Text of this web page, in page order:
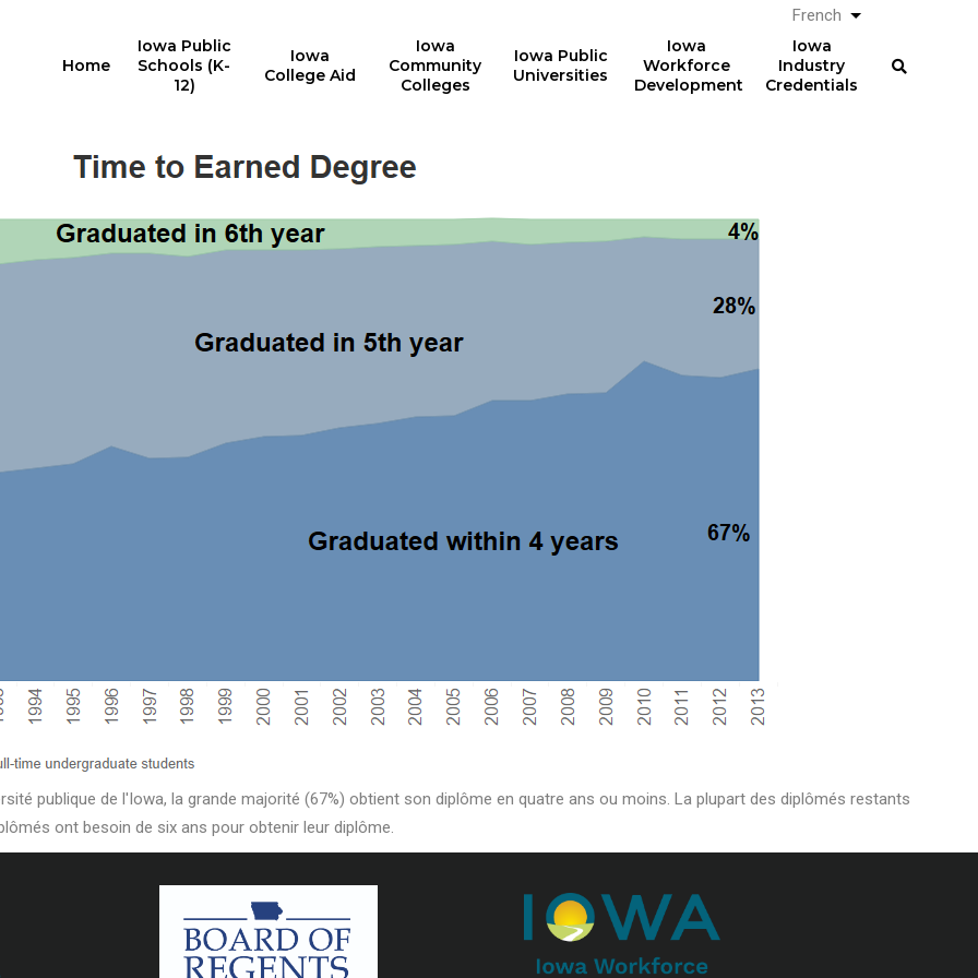
Home
Iowa Public
Schools (K-
12)
Iowa
College Aid
Iowa
Community
Colleges
Iowa Public
Universities
Iowa
Workforce
Development
Iowa
Industry
Credentials
French Lister les
publique de l'Iowa, la grande majorité (67%) obtient son diplôme en quatre ans ou moins. La plupart des diplômés restants
ont besoin de six ans pour obtenir leur diplôme.